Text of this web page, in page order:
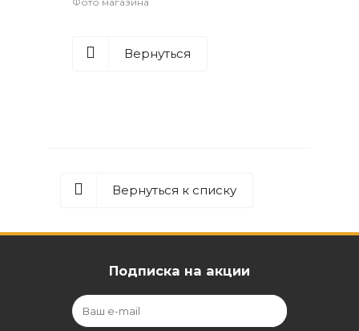
Вернуться
Вернуться к списку
Подписка на акции